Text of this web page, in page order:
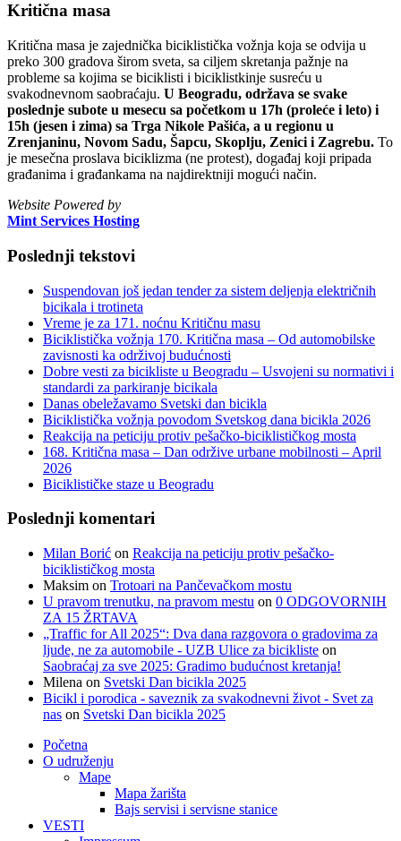
Kritična masa
Kritična masa je zajednička biciklistička vožnja koja se odvija u
preko 300 gradova širom sveta, sa ciljem skretanja pažnje na
probleme sa kojima se biciklisti i biciklistkinje susreću u
svakodnevnom saobraćaju. U Beogradu, održava se svake
poslednje subote u mesecu sa početkom u 17h (proleće i leto) i
15h (jesen i zima) sa Trga Nikole Pašića, a u regionu u
Zrenjaninu, Novom Sadu, Šapcu, Skoplju, Zenici i Zagrebu. To
je mesečna proslava biciklizma (ne protest), događaj koji pripada
građanima i građankama na najdirektniji mogući način.
Website Powered by
Mint Services Hosting
Poslednji tekstovi
Suspendovan još jedan tender za sistem deljenja električnih
bicikala i trotineta
Vreme je za 171. noćnu Kritičnu masu
Biciklistička vožnja 170. Kritična masa – Od automobilske
zavisnosti ka održivoj budućnosti
Dobre vesti za bicikliste u Beogradu – Usvojeni su normativi i
standardi za parkiranje bicikala
Danas obeležavamo Svetski dan bicikla
Biciklistička vožnja povodom Svetskog dana bicikla 2026
Reakcija na peticiju protiv pešačko-biciklističkog mosta
168. Kritična masa – Dan održive urbane mobilnosti – April
2026
Biciklističke staze u Beogradu
Poslednji komentari
Milan Borić on Reakcija na peticiju protiv pešačko-
biciklističkog mosta
Maksim on Trotoari na Pančevačkom mostu
U pravom trenutku, na pravom mestu on 0 ODGOVORNIH
ZA 15 ŽRTAVA
„Traffic for All 2025“: Dva dana razgovora o gradovima za
ljude, ne za automobile - UZB Ulice za bicikliste on
Saobraćaj za sve 2025: Gradimo budućnost kretanja!
Milena on Svetski Dan bicikla 2025
Bicikl i porodica - saveznik za svakodnevni život - Svet za
nas on Svetski Dan bicikla 2025
Početna
O udruženju
Mape
Mapa žarišta
Bajs servisi i servisne stanice
VESTI